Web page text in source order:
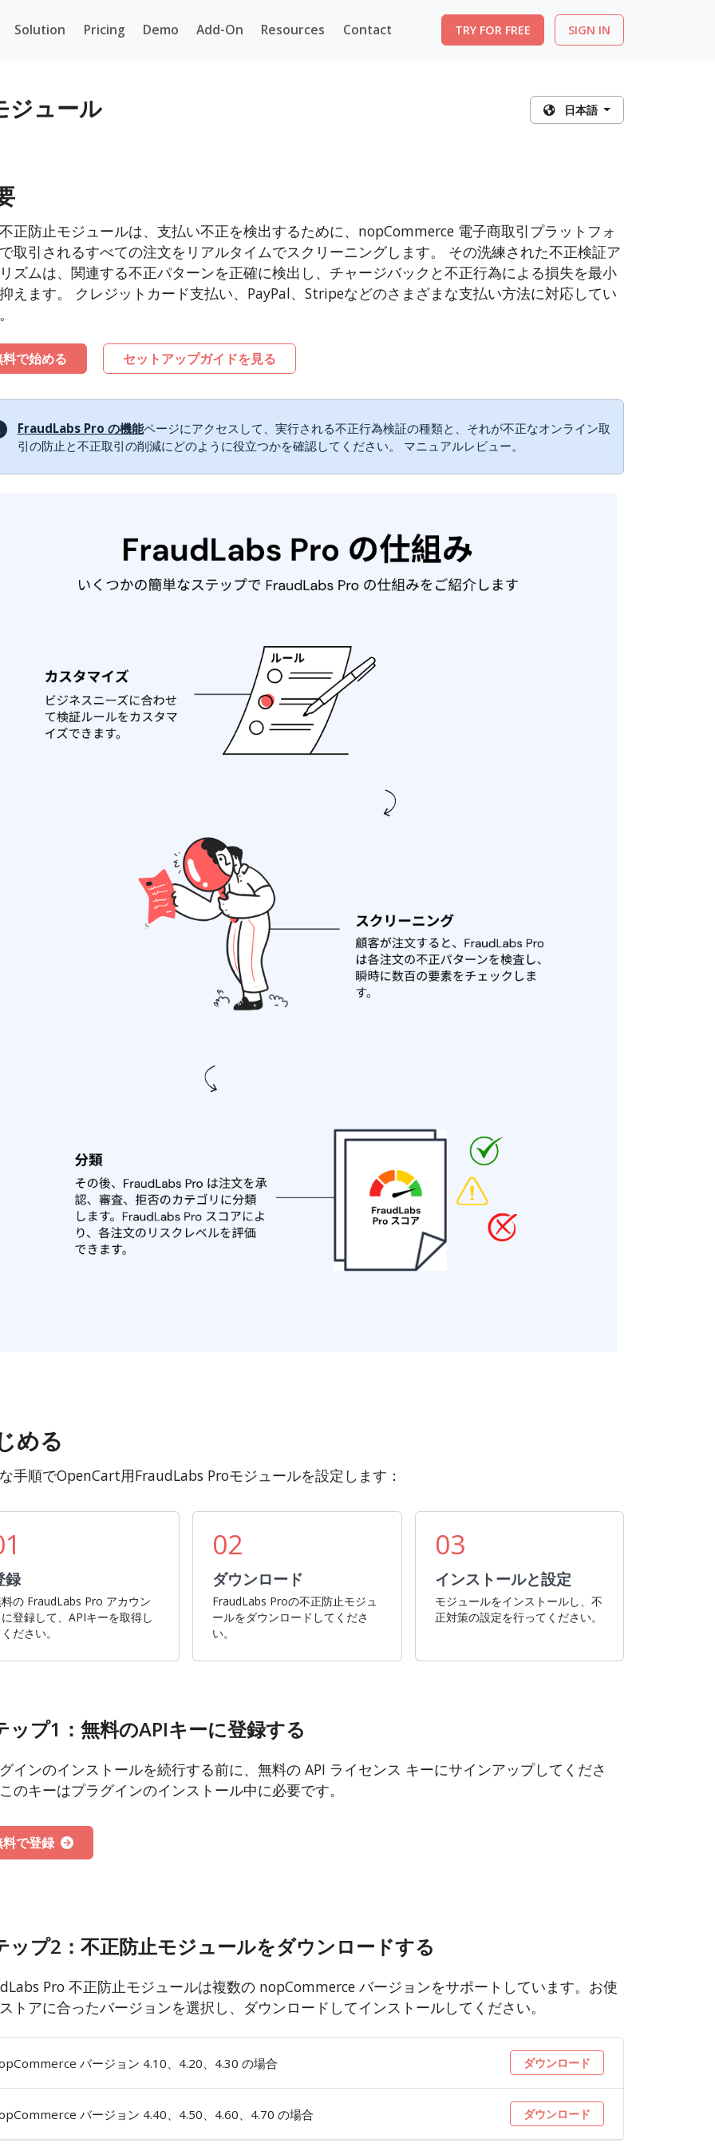
Solution Pricing Demo Add-On Resources Contact TRY FOR FREE SIGN IN
ジュール 日本語
正防止モジュールは、支払い不正を検出するために、nopCommerce 電子商取引プラットフォ
取引されるすべての注文をリアルタイムでスクリーニングします。 その洗練された不正検証ア
ズムは、関連する不正パターンを正確に検出し、チャージバックと不正行為による損失を最小
えます。 クレジットカード支払い、PayPal、Stripeなどのさまざまな支払い方法に対応してい
料で始める セットアップガイドを見る
FraudLabs Pro の機能ページにアクセスして、実行される不正行為検証の種類と、それが不正なオンライン取
引の防止と不正取引の削減にどのように役立つかを確認してください。 マニュアルレビュー。
める
手順でOpenCart用FraudLabs Proモジュールを設定します：
録
の FraudLabs Pro アカウン
に登録して、APIキーを取得し
ださい。
02
ダウンロード
FraudLabs Proの不正防止モジュ
ールをダウンロードしてくださ
い。
03
インストールと設定
モジュールをインストールし、不
正対策の設定を行ってください。
ップ1：無料のAPIキーに登録する
インのインストールを続行する前に、無料の API ライセンス キーにサインアップしてくださ
のキーはプラグインのインストール中に必要です。
料で登録
ップ2：不正防止モジュールをダウンロードする
Pro 不正防止モジュールは複数の nopCommerce バージョンをサポートしています。お使
トアに合ったバージョンを選択し、ダウンロードしてインストールしてください。
バージョン 4.10、4.20、4.30 の場合 ダウンロード
バージョン 4.40、4.50、4.60、4.70 の場合 ダウンロード